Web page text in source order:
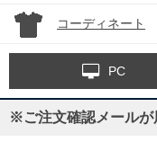
コーディネート
PC
※ご注文確認メールが